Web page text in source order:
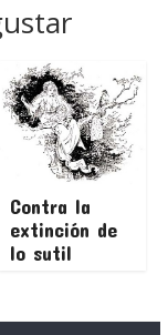
Contra la
extinción de
lo sutil